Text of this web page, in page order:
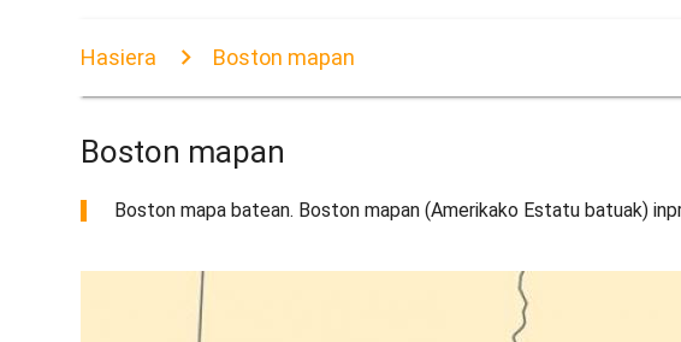
Hasiera Boston mapan
Boston mapan
Boston mapa batean. Boston mapan (Amerikako Estatu batuak)